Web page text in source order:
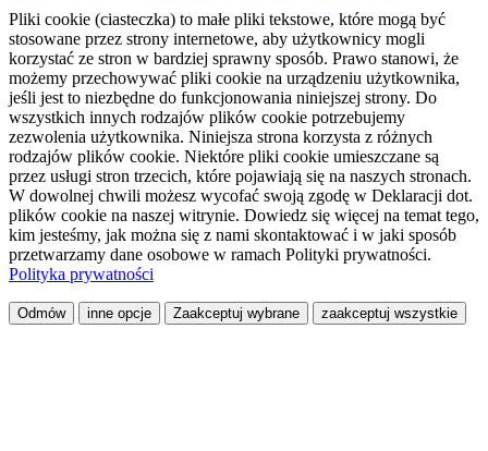
Pliki cookie (ciasteczka) to małe pliki tekstowe, które mogą być
stosowane przez strony internetowe, aby użytkownicy mogli
korzystać ze stron w bardziej sprawny sposób. Prawo stanowi, że
możemy przechowywać pliki cookie na urządzeniu użytkownika,
jeśli jest to niezbędne do funkcjonowania niniejszej strony. Do
wszystkich innych rodzajów plików cookie potrzebujemy
zezwolenia użytkownika. Niniejsza strona korzysta z różnych
rodzajów plików cookie. Niektóre pliki cookie umieszczane są
przez usługi stron trzecich, które pojawiają się na naszych stronach.
W dowolnej chwili możesz wycofać swoją zgodę w Deklaracji dot.
plików cookie na naszej witrynie. Dowiedz się więcej na temat tego,
kim jesteśmy, jak można się z nami skontaktować i w jaki sposób
przetwarzamy dane osobowe w ramach Polityki prywatności.
Polityka prywatności
Odmów inne opcje Zaakceptuj wybrane zaakceptuj wszystkie